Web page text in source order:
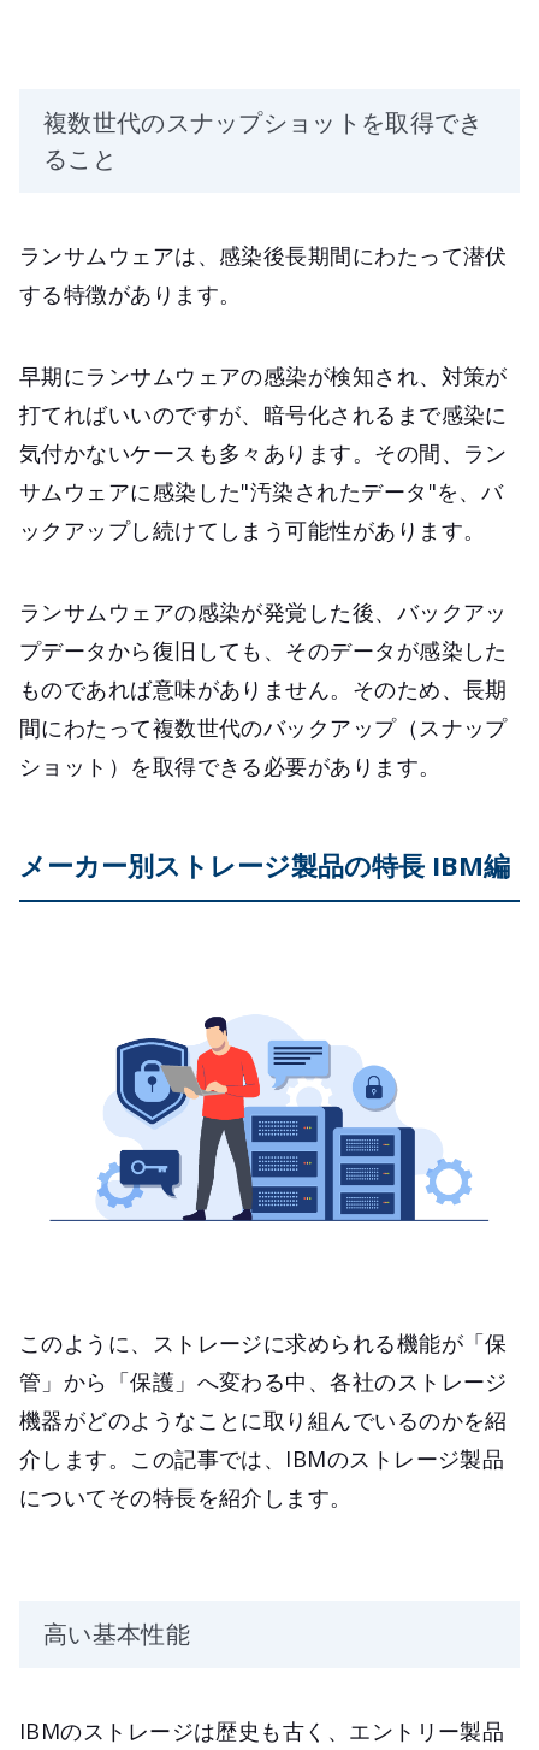
複数世代のスナップショットを取得でき
ること
ランサムウェアは、感染後長期間にわたって潜伏
する特徴があります。
早期にランサムウェアの感染が検知され、対策が
打てればいいのですが、暗号化されるまで感染に
気付かないケースも多々あります。その間、ラン
サムウェアに感染した"汚染されたデータ"を、バ
ックアップし続けてしまう可能性があります。
ランサムウェアの感染が発覚した後、バックアッ
プデータから復旧しても、そのデータが感染した
ものであれば意味がありません。そのため、長期
間にわたって複数世代のバックアップ（スナップ
ショット）を取得できる必要があります。
メーカー別ストレージ製品の特長 IBM編
このように、ストレージに求められる機能が「保
管」から「保護」へ変わる中、各社のストレージ
機器がどのようなことに取り組んでいるのかを紹
介します。この記事では、IBMのストレージ製品
についてその特長を紹介します。
高い基本性能
IBMのストレージは歴史も古く、エントリー製品